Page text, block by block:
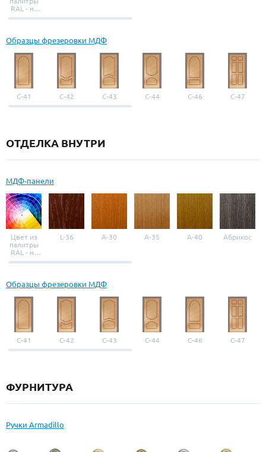
RAL - на
выбор
Образцы фрезеровки МДФ
С-41 С-42 С-43 С-44 С-46 С-47
ОТДЕЛКА ВНУТРИ
МДФ-панели
Цвет из
палитры
RAL - на
выбор
L-36 A-30 A-35 A-40 Абрикос
Образцы фрезеровки МДФ
С-41 С-42 С-43 С-44 С-46 С-47
ФУРНИТУРА
Ручки Armadillo